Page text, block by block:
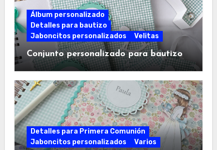
Álbum personalizado
Detalles para bautizo
Jaboncitos personalizados
Velitas
Conjunto personalizado para bautizo
Detalles para Primera Comunión
Jaboncitos personalizados
Varios